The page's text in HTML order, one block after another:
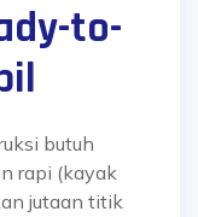
to-
butuh
rapi (kayak
jutaan titik